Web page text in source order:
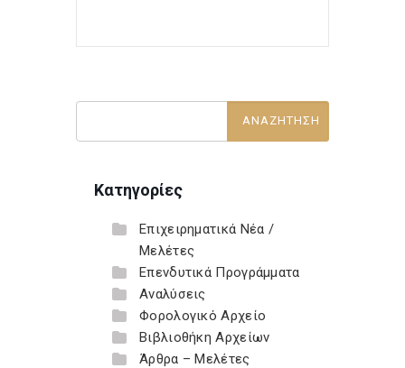
Κατηγορίες
Επιχειρηματικά Νέα /
Μελέτες
Επενδυτικά Προγράμματα
Αναλύσεις
Φορολογικό Αρχείο
Βιβλιοθήκη Αρχείων
Άρθρα – Μελέτες